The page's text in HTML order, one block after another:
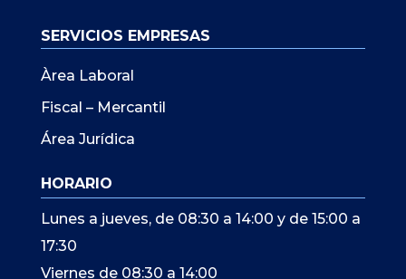
SERVICIOS EMPRESAS
Àrea Laboral
Fiscal – Mercantil
Área Jurídica
HORARIO
Lunes a jueves, de 08:30 a 14:00 y de 15:00 a
17:30
Viernes de 08:30 a 14:00